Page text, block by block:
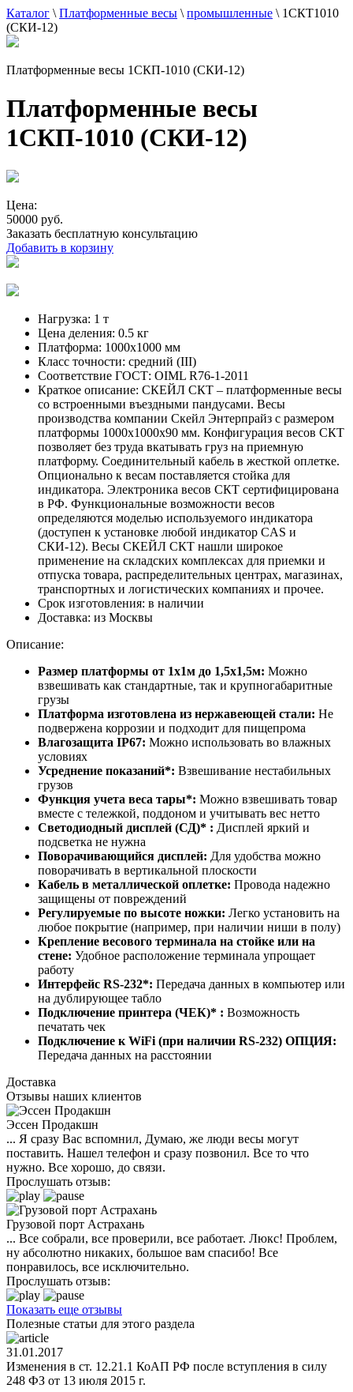
Каталог \ Платформенные весы \ промышленные \ 1СКТ1010
(СКИ-12)
Платформенные весы 1СКП-1010 (СКИ-12)
Платформенные весы
1СКП-1010 (СКИ-12)
Цена:
50000 руб.
Заказать бесплатную консультацию
Добавить в корзину
Нагрузка: 1 т
Цена деления: 0.5 кг
Платформа: 1000х1000 мм
Класс точности: средний (III)
Соответствие ГОСТ: OIML R76-1-2011
Краткое описание: СКЕЙЛ СКТ – платформенные весы
со встроенными въездными пандусами. Весы
производства компании Скейл Энтерпрайз с размером
платформы 1000х1000х90 мм. Конфигурация весов СКТ
позволяет без труда вкатывать груз на приемную
платформу. Соединительный кабель в жесткой оплетке.
Опционально к весам поставляется стойка для
индикатора. Электроника весов СКТ сертифицирована
в РФ. Функциональные возможности весов
определяются моделью используемого индикатора
(доступен к установке любой индикатор CAS и
СКИ-12). Весы СКЕЙЛ СКТ нашли широкое
применение на складских комплексах для приемки и
отпуска товара, распределительных центрах, магазинах,
транспортных и логистических компаниях и прочее.
Срок изготовления: в наличии
Доставка: из Москвы
Описание:
Размер платформы от 1х1м до 1,5х1,5м: Можно
взвешивать как стандартные, так и крупногабаритные
грузы
Платформа изготовлена из нержавеющей стали: Не
подвержена коррозии и подходит для пищепрома
Влагозащита IP67: Можно использовать во влажных
условиях
Усреднение показаний*: Взвешивание нестабильных
грузов
Функция учета веса тары*: Можно взвешивать товар
вместе с тележкой, поддоном и учитывать вес нетто
Светодиодный дисплей (СД)* : Дисплей яркий и
подсветка не нужна
Поворачивающийся дисплей: Для удобства можно
поворачивать в вертикальной плоскости
Кабель в металлической оплетке: Провода надежно
защищены от повреждений
Регулируемые по высоте ножки: Легко установить на
любое покрытие (например, при наличии ниши в полу)
Крепление весового терминала на стойке или на
стене: Удобное расположение терминала упрощает
работу
Интерфейс RS-232*: Передача данных в компьютер или
на дублирующее табло
Подключение принтера (ЧЕК)* : Возможность
печатать чек
Подключение к WiFi (при наличии RS-232) ОПЦИЯ:
Передача данных на расстоянии
Доставка
Отзывы наших клиентов
Эссен Продакшн
... Я сразу Вас вспомнил, Думаю, же люди весы могут
поставить. Нашел телефон и сразу позвонил. Все то что
нужно. Все хорошо, до связи.
Прослушать отзыв:
Грузовой порт Астрахань
... Все собрали, все проверили, все работает. Люкс! Проблем,
ну абсолютно никаких, большое вам спасибо! Все
понравилось, все исключительно.
Прослушать отзыв:
Показать еще отзывы
Полезные статьи для этого раздела
31.01.2017
Изменения в ст. 12.21.1 КоАП РФ после вступления в силу
248 ФЗ от 13 июля 2015 г.